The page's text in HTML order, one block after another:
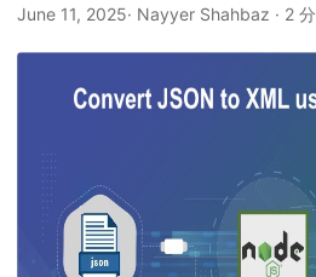
June 11, 2025· Nayyer Shahbaz · 2 分